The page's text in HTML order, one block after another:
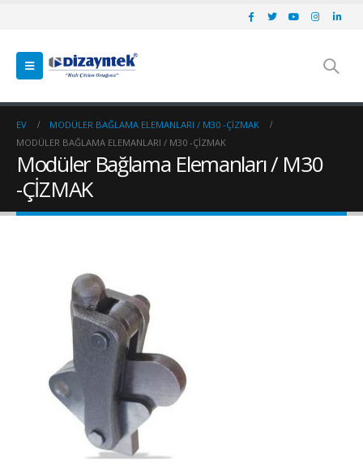
EV
MODÜLER BAĞLAMA ELEMANLARI / M30 -ÇİZMAK
MODÜLER BAĞLAMA ELEMANLARI / M30 -ÇİZMAK
Modüler Bağlama Elemanları / M30
-ÇİZMAK